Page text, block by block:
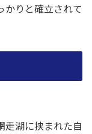
かりと確立されて
走湖に挟まれた自